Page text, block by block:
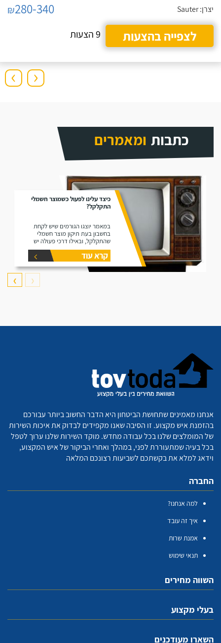
יצרן: Sauter ₪280-340
לצפייה בהצעות
9 הצעות
› ‹
כתבות ומאמרים
כיצד עלינו לפעול כשמוצר חשמלי
התקלקל?
במאמר יוצגו הגורמים שיש לקחת
בחשבון בעת תיקון מוצר חשמלי
שהתקלקל, ובאילו דרכי פעולה יש
לנקוט במצב שכזה.
קרא עוד
❮
❯
אנחנו מאמינים שתחושת הביטחון היא הדבר החשוב ביותר עבורכם
בהזמנת איש מקצוע. זו הסיבה שאנו מקפידים לבדוק את איכות השירות
של המומלצים שלנו בכל עבודה מחדש. מוקד השירות שלנו ערוך לטפל
בכל בעיה שמתעוררת לפני, במהלך ואחרי הביקור של איש המקצוע,
וידאג למלא את בקשתכם לשביעות רצונכם המלאה
החברה
למה אנחנו?
איך זה עובד
אמנת שרות
תנאי שימוש
השווה מחירים
בעלי מקצוע
השארו מעודכנים